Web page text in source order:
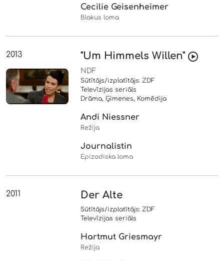
Cecilie Geisenheimer
Blakus loma
2013 "Um Himmels Willen"
NDF
Sūtītājs/izplatītājs: ZDF
Televīzijas seriāls
Drāma, Ģimenes, Komēdija
Andi Niessner
Režija
Journalistin
Epizodiska loma
2011 Der Alte
Sūtītājs/izplatītājs: ZDF
Televīzijas seriāls
Hartmut Griesmayr
Režija